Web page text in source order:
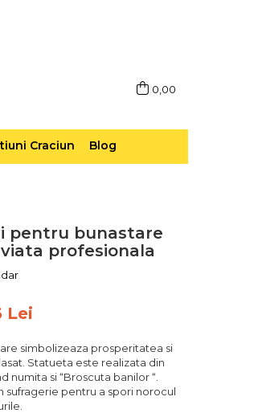
0,00
Craciun Blog
pentru bunastare
profesionala
Lei
simbolizeaza prosperitatea si
Statueta este realizata din
numita si “Broscuta banilor “.
sufragerie pentru a spori norocul